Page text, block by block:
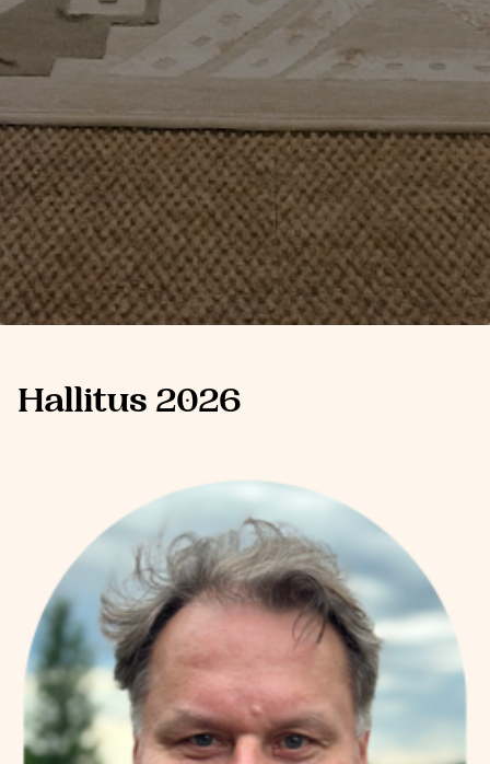
Hallitus 2026